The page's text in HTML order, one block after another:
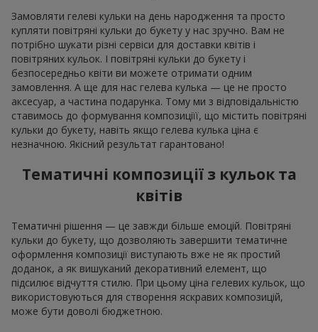
Замовляти гелеві кульки на день народження та просто
купляти повітряні кульки до букету у нас зручно. Вам не
потрібно шукати різні сервіси для доставки квітів і
повітряних кульок. І повітряні кульки до букету і
безпосередньо квіти ви можете отримати одним
замовлення. А ще для нас гелева кулька — це не просто
аксесуар, а частина подарунка. Тому ми з відповідальністю
ставимось до формування композиціїї, що містить повітряні
кульки до букету, навіть якщо гелева кулька ціна є
незначною. Якісний результат гарантовано!
Тематичні композиції з кульок та
квітів
Тематичні рішення — це завжди більше емоцій. Повітряні
кульки до букету, що дозволяють завершити тематичне
оформлення композиції виступають вже не як простий
доданок, а як вишуканий декоративний елемент, що
підсилює відчуття стилю. При цьому ціна гелевих кульок, що
використовуються для створення яскравих композицій,
може бути доволі бюджетною.